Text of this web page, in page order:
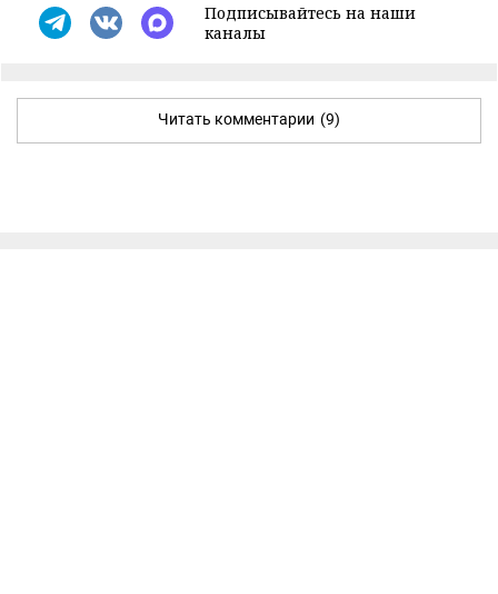
Подписывайтесь на наши
каналы
Читать комментарии (9)